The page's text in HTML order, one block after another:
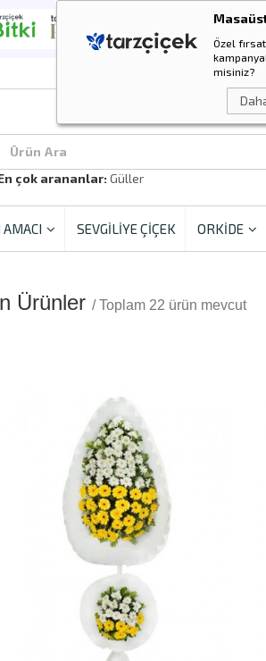
Özel
misiniz?
Ürün Ara
çok arananlar: Güller
SEVGİLİYE ÇİÇEK ORKİDE
Ürünler / Toplam 22 ürün mevcut